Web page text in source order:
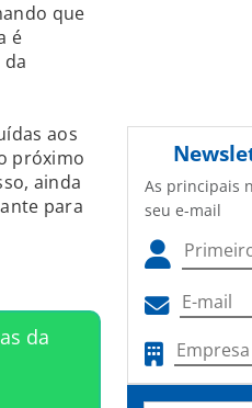
que
é
aos
próximo
ainda
para
da
As principais
seu e-mail